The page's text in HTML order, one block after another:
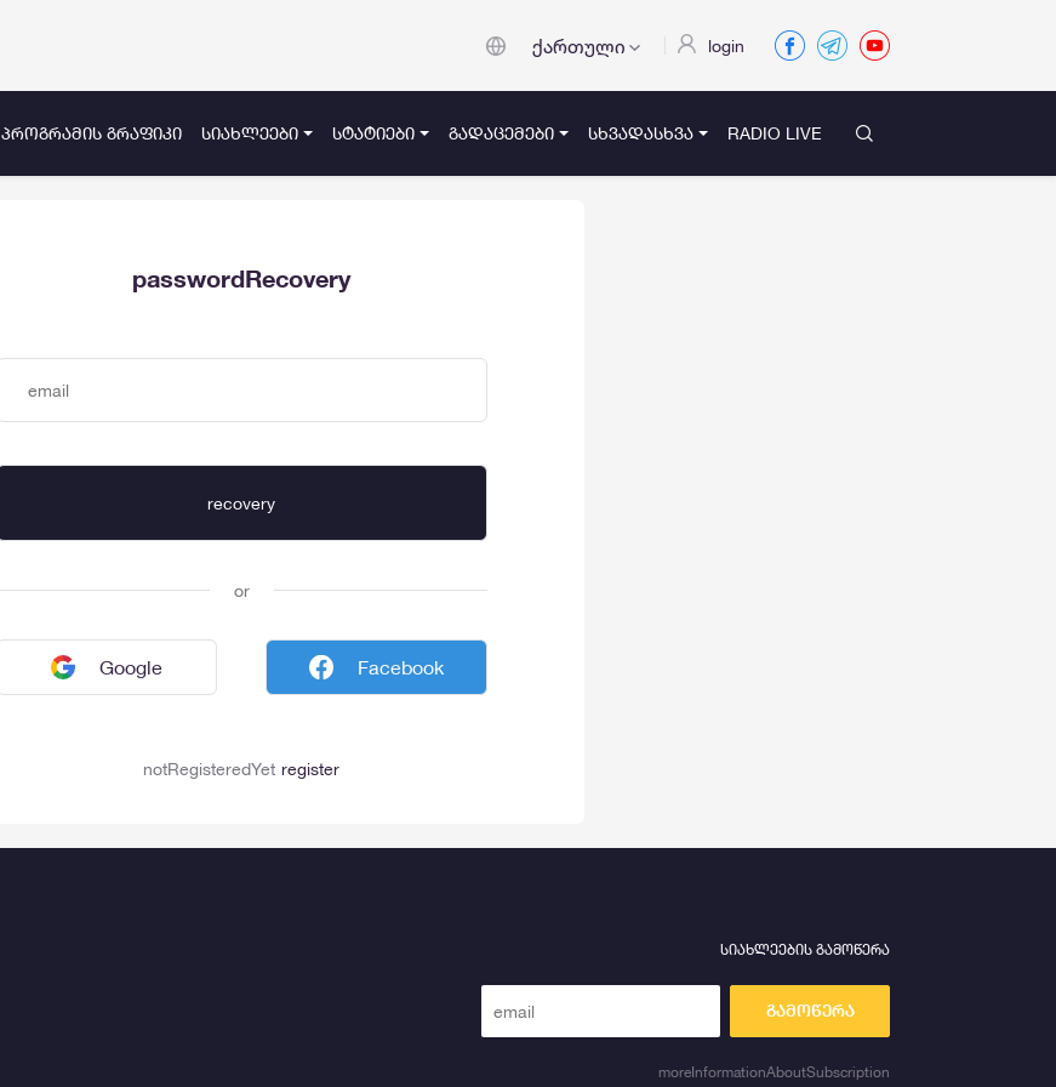
ქართული login
ᲞᲠᲝᲒᲠᲐᲛᲘᲡ ᲒᲠᲐᲤᲘᲙᲘ ᲡᲘᲐᲮᲚᲔᲔᲑᲘ ᲡᲢᲐᲢᲘᲔᲑᲘ ᲒᲐᲓᲐᲪᲔᲛᲔᲑᲘ ᲡᲮᲕᲐᲓᲐᲡᲮᲕᲐ RADIO LIVE
passwordRecovery
recovery
or
Google Facebook
notRegisteredYet register
სიახლეების გამოწერა
გამოწერა
moreInformationAboutSubscription